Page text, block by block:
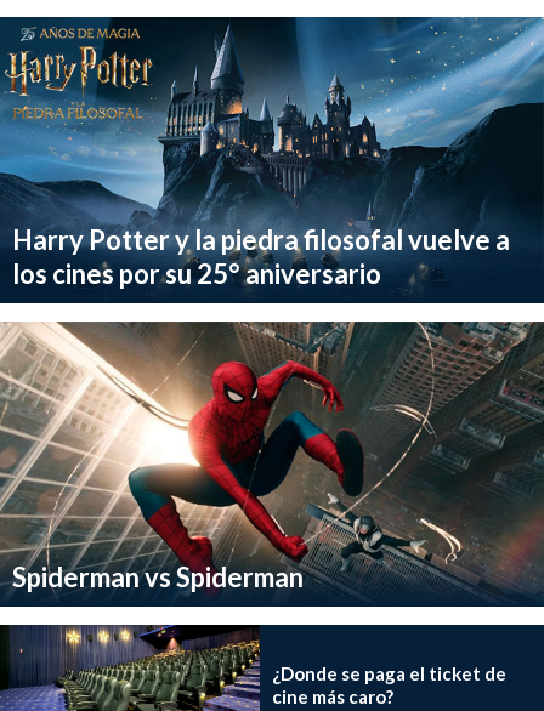
Harry Potter y la piedra filosofal vuelve a
los cines por su 25° aniversario
Spiderman vs Spiderman
¿Donde se paga el ticket de
cine más caro?